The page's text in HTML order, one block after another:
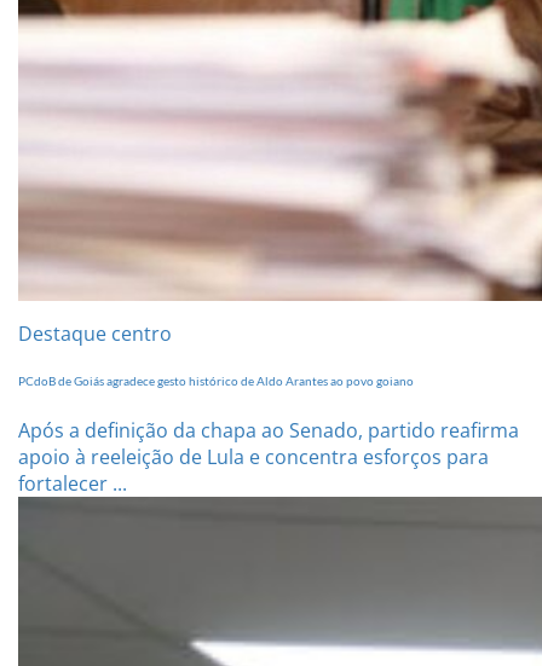
Destaque centro
PCdoB de Goiás agradece gesto histórico de Aldo Arantes ao povo goiano
Após a definição da chapa ao Senado, partido reafirma
apoio à reeleição de Lula e concentra esforços para
fortalecer ...